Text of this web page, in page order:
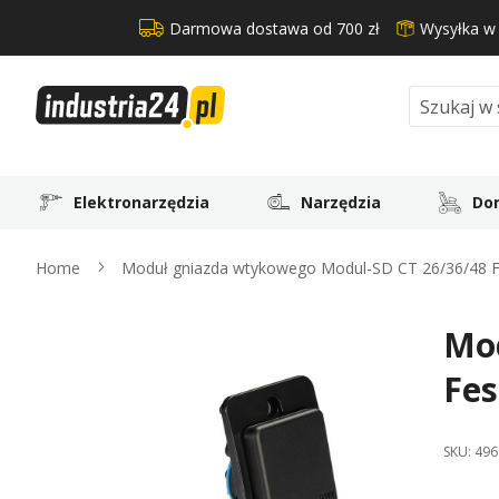
Darmowa dostawa od 700 zł Wysyłka
Search
Elektronarzędzia Narzędzia
Home Moduł gniazda wtykowego Modul-SD CT 26/36/48
SKU: